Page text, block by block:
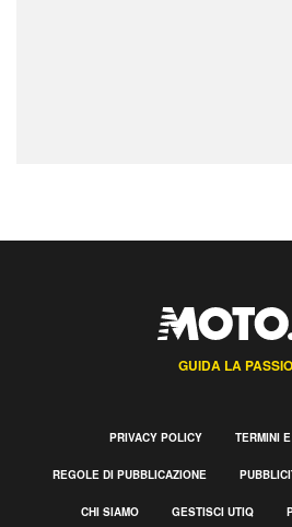
GUIDA LA
PRIVACY POLICY TERMINI
REGOLE DI PUBBLICAZIONE
CHI SIAMO GESTISCI UTIQ